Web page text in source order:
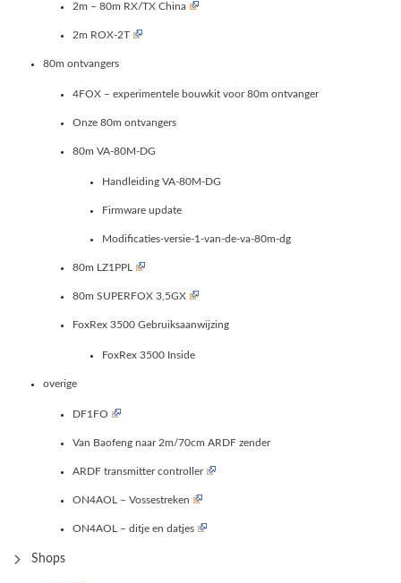
2m – 80m RX/TX China
2m ROX-2T
80m ontvangers
4FOX – experimentele bouwkit voor 80m ontvanger
Onze 80m ontvangers
80m VA-80M-DG
Handleiding VA-80M-DG
Firmware update
Modificaties-versie-1-van-de-va-80m-dg
80m LZ1PPL
80m SUPERFOX 3,5GX
FoxRex 3500 Gebruiksaanwijzing
FoxRex 3500 Inside
overige
DF1FO
Van Baofeng naar 2m/70cm ARDF zender
ARDF transmitter controller
ON4AOL – Vossestreken
ON4AOL – ditje en datjes
Shops